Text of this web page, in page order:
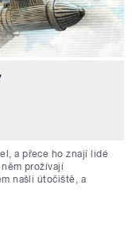
a přece ho znají lidé
prožívají
našli útočiště, a